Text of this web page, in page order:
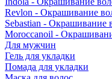
Revlon - Окрашивание
Sebastian - Окрашивание
Moroccanoil -
Для мужчин
Гель для укладки
Помада для укладки